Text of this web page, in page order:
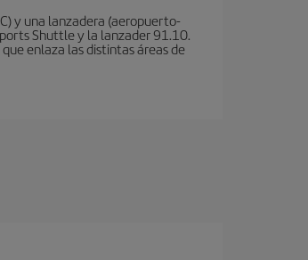
y una lanzadera (aeropuerto-
Shuttle y la lanzader 91.10.
enlaza las distintas áreas de